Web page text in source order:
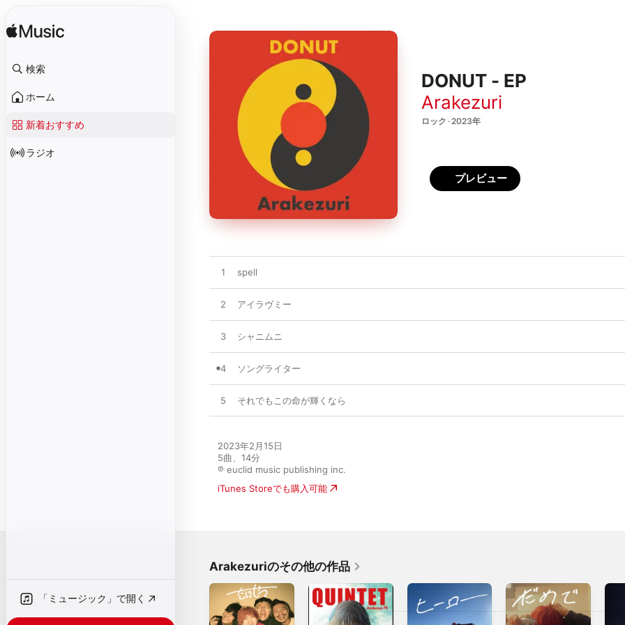
検索
ホーム
新着おすすめ
ラジオ
「ミュージック」で開く
DONUT - EP
Arakezuri
ロック · 2023年
プレビュー
1 spell
2 アイラヴミー
3 シャニムニ
4 ソングライター
5 それでもこの命が輝くなら
2023年2月15日
5曲、14分
℗ euclid music publishing inc.
iTunes Storeでも購入可能
Arakezuriのその他の作品